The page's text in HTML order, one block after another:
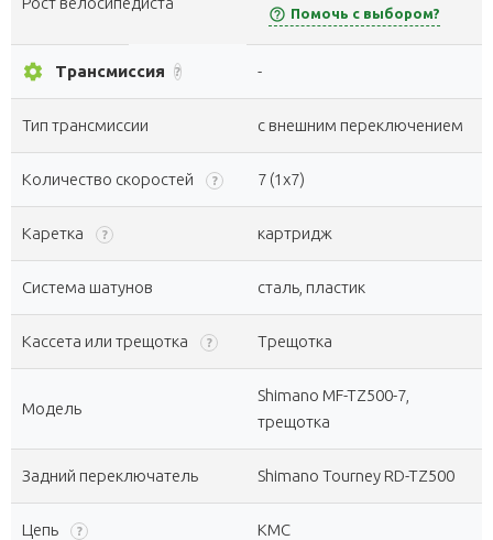
help_outline Помочь с выбором?
settings Трансмиссия ? -
Тип трансмиссии с внешним переключением
Количество скоростей ? 7 (1x7)
Каретка ? картридж
Система шатунов сталь, пластик
Кассета или трещотка ? Трещотка
Модель
Shimano MF-TZ500-7,
трещотка
Задний переключатель Shimano Tourney RD-TZ500
Цепь ? KMC